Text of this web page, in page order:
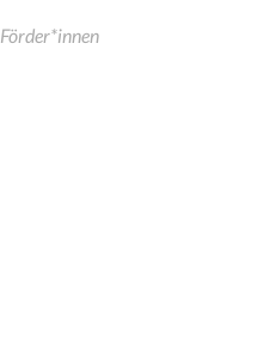
Förder*innen